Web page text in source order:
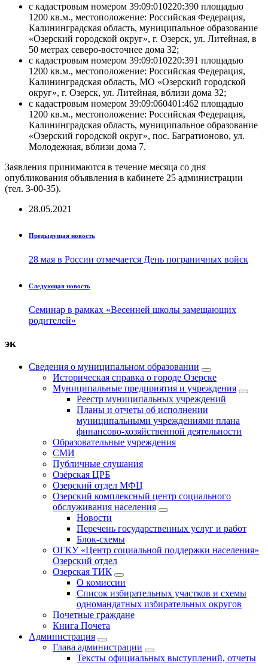
с кадастровым номером 39:09:010220:390 площадью
1200 кв.м., местоположение: Российская Федерация,
Калининградская область, муниципальное образование
«Озерский городской округ», г. Озерск, ул. Литейная, в
50 метрах северо-восточнее дома 32;
с кадастровым номером 39:09:010220:391 площадью
1200 кв.м., местоположение: Российская Федерация,
Калининградская область, МО «Озерский городской
округ», г. Озерск, ул. Литейная, вблизи дома 32;
с кадастровым номером 39:09:060401:462 площадью
1200 кв.м., местоположение: Российская Федерация,
Калининградская область, муниципальное образование
«Озерский городской округ», пос. Багратионово, ул.
Молодежная, вблизи дома 7.
Заявления принимаются в течение месяца со дня
опубликования объявления в кабинете 25 администрации
(тел. 3-00-35).
28.05.2021
Предыдущая новость
28 мая в России отмечается День пограничных войск
Следующая новость
Семинар в рамках «Весенней школы замещающих
родителей»
эк
Сведения о муниципальном образовании
Историческая справка о городе Озерске
Муниципальные предприятия и учреждения
Реестр муниципальных учреждений
Планы и отчеты об исполнении
муниципальными учреждениями плана
финансово-хозяйственной деятельности
Образовательные учреждения
СМИ
Публичные слушания
Озёрская ЦРБ
Озерский отдел МФЦ
Озерский комплексный центр социального
обслуживания населения
Новости
Перечень государственных услуг и работ
Блок-схемы
ОГКУ «Центр социальной поддержки населения»
Озерский отдел
Озерская ТИК
О комиссии
Список избирательных участков и схемы
одномандатных избирательных округов
Почетные граждане
Книга Почета
Администрация
Глава администрации
Тексты официальных выступлений, отчеты